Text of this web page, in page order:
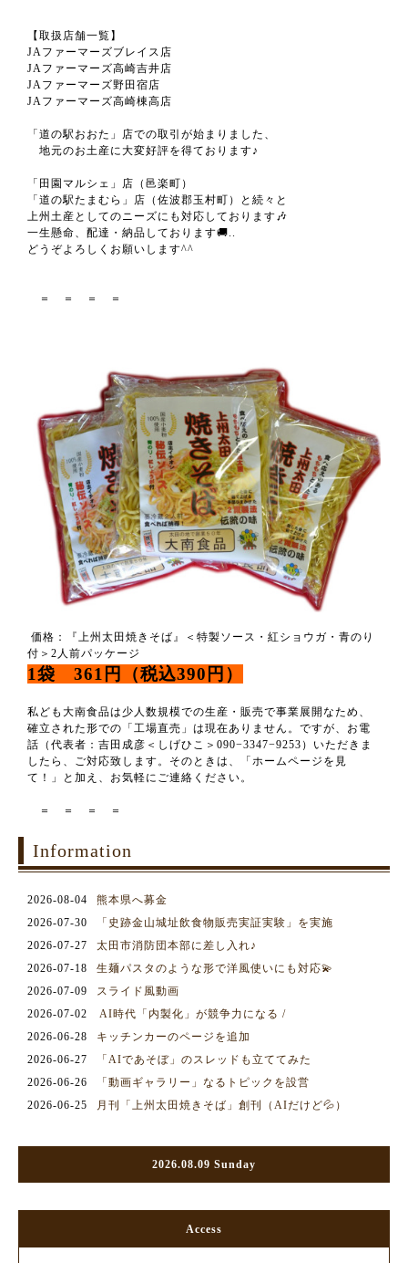
【取扱店舗一覧】
JAファーマーズブレイス店
JAファーマーズ高崎吉井店
JAファーマーズ野田宿店
JAファーマーズ高崎棟高店
「道の駅おおた」店での取引が始まりました、
地元のお土産に大変好評を得ております♪
「田園マルシェ」店（邑楽町）
「道の駅たまむら」店（佐波郡玉村町）と続々と
上州土産としてのニーズにも対応しております🎶
一生懸命、配達・納品しております🚚..
どうぞよろしくお願いします^^
＝ ＝ ＝ ＝
価格：『上州太田焼きそば』＜特製ソース・紅ショウガ・青のり
付＞2人前パッケージ
1袋 361円（税込390円）
私ども大南食品は少人数規模での生産・販売で事業展開なため、
確立された形での「工場直売」は現在ありません。ですが、お電
話（代表者：吉田成彦＜しげひこ＞090−3347−9253）いただきま
したら、ご対応致します。そのときは、「ホームページを見
て！」と加え、お気軽にご連絡ください。
＝ ＝ ＝ ＝
Information
2026-08-04
熊本県へ募金
2026-07-30
「史跡金山城址飲食物販売実証実験」を実施
2026-07-27
太田市消防団本部に差し入れ♪
2026-07-18
生麺パスタのような形で洋風使いにも対応💫
2026-07-09
スライド風動画
2026-07-02
AI時代「内製化」が競争力になる /
2026-06-28
キッチンカーのページを追加
2026-06-27
「AIであそぼ」のスレッドも立ててみた
2026-06-26
「動画ギャラリー」なるトピックを設営
2026-06-25
月刊「上州太田焼きそば」創刊（AIだけど💦）
2026.08.09 Sunday
Access